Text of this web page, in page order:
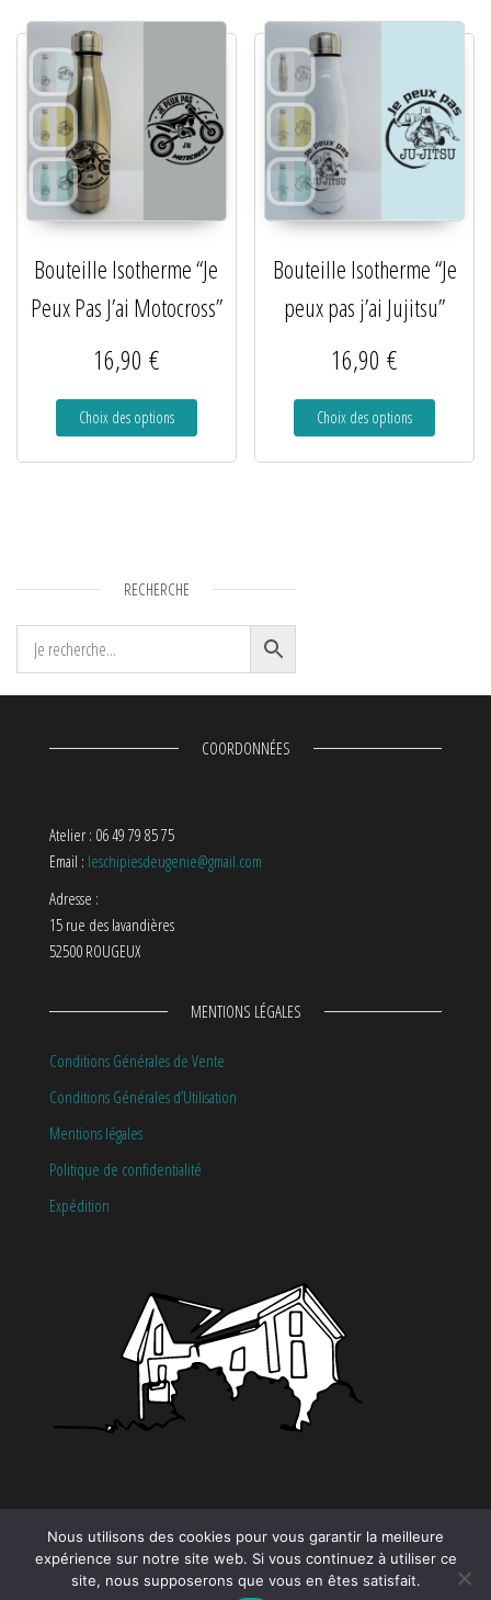
Bouteille Isotherme “Je
Peux Pas J’ai Motocross”
16,90 €
Choix des options
Bouteille Isotherme “Je
peux pas j’ai Jujitsu”
16,90€
Choix des options
RECHERCHE
COORDONNÉES
Atelier : 06 49 79 85 75
Email : leschipiesdeugenie@gmail.com
Adresse :
15 rue des lavandières
52500 ROUGEUX
MENTIONS LÉGALES
Conditions Générales de Vente
Conditions Générales d’Utilisation
Mentions légales
Politique de confidentialité
Expédition
CATÉGORIES
Tendance
Nous utilisons des cookies pour vous garantir la meilleure
expérience sur notre site web. Si vous continuez à utiliser ce
site, nous supposerons que vous en êtes satisfait.